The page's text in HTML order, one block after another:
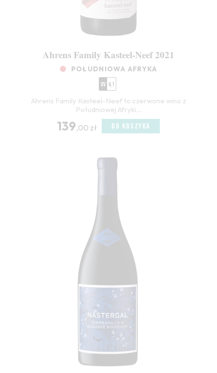
Ahrens Family Kasteel-Neef 2021
POŁUDNIOWA AFRYKA
VV 4,1
Ahrens Family Kasteel-Neef to czerwone wino z
Południowej Afryki,...
139,00 zł DO KOSZYKA